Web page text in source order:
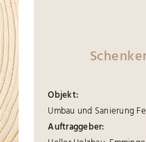
Objekt:
Umbau und Sanierung
Auftraggeber: